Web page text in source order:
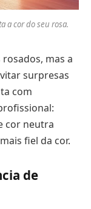
a cor do seu rosa.
mas a
surpresas
com
cor neutra
fiel da cor.
de